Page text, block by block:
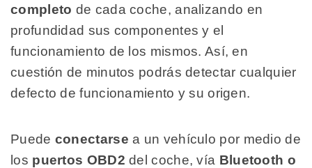
completo de cada coche, analizando en
profundidad sus componentes y el
funcionamiento de los mismos. Así, en
cuestión de minutos podrás detectar cualquier
defecto de funcionamiento y su origen.
Puede conectarse a un vehículo por medio de
los puertos OBD2 del coche, vía Bluetooth o